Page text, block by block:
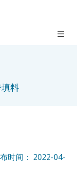
料
间： 2022-04-